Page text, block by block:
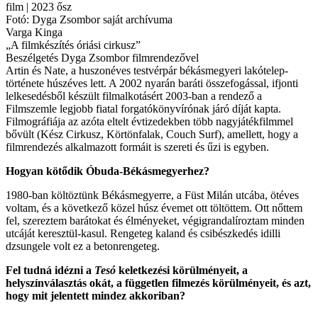
film | 2023 ősz
Fotó: Dyga Zsombor saját archívuma
Varga Kinga
„A filmkészítés óriási cirkusz”
Beszélgetés Dyga Zsombor filmrendezővel
Artin és Nate, a huszonéves testvérpár békásmegyeri lakótelep-
története húszéves lett. A 2002 nyarán baráti összefogással, ifjonti
lelkesedésből készült filmalkotásért 2003-ban a rendező a
Filmszemle legjobb fiatal forgatókönyvírónak járó díját kapta.
Filmográfiája az azóta eltelt évtizedekben több nagyjátékfilmmel
bővült (Kész Cirkusz, Körtönfalak, Couch Surf), amellett, hogy a
filmrendezés alkalmazott formáit is szereti és űzi is egyben.
Hogyan kötődik Óbuda-Békásmegyerhez?
1980-ban költöztünk Békásmegyerre, a Füst Milán utcába, ötéves
voltam, és a következő közel húsz évemet ott töltöttem. Ott nőttem
fel, szereztem barátokat és élményeket, végigrandalíroztam minden
utcáját keresztül-kasul. Rengeteg kaland és csibészkedés idilli
dzsungele volt ez a betonrengeteg.
Fel tudná idézni a Tesó keletkezési körülményeit, a
helyszínválasztás okát, a független filmezés körülményeit, és azt,
hogy mit jelentett mindez akkoriban?